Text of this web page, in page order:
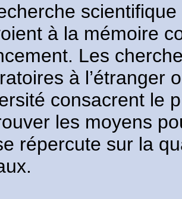
à la mémoire
Les
à l’étranger
consacrent le
les moyens
répercute sur la